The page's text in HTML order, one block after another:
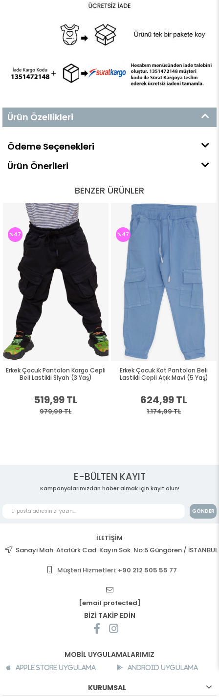
Ürün Özellikleri
Ödeme Seçenekleri
Ürün Önerileri
BENZER ÜRÜNLER
Erkek Çocuk Pantolon Kargo Cepli
Beli Lastikli Siyah (3 Yaş)
519,99 TL
979,99 TL
%47
Erkek Çocuk Kot Pantolon Beli
Lastikli Cepli Açık Mavi (5 Yaş)
624,99 TL
1.174,99 TL
%47
E-BÜLTEN KAYIT
Kampanyalarımızdan haber almak için kayıt olun!
GÖNDER
İLETİŞİM
Sanayi Mah. Atatürk Cad. Kayın Sok. No:5 Güngören / İSTANBUL
Müşteri Hizmetleri: +90 212 505 55 77
[email protected]
BİZİ TAKİP EDİN
MOBİL UYGULAMALARIMIZ
Apple Store Uygulama Android Uygulama
KURUMSAL